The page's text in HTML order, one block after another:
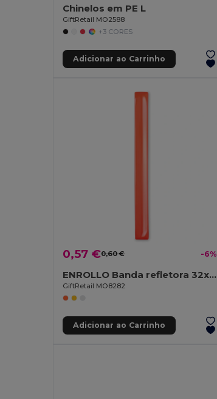
Chinelos em PE L
GiftRetail MO2588
+3 CORES
Adicionar ao Carrinho
0,57 €0,60 € -6%
ENROLLO Banda refletora 32x3cm
GiftRetail MO8282
Adicionar ao Carrinho